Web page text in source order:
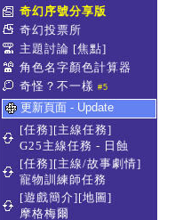
奇幻序號分享版
奇幻投票所
主題討論 [焦點]
角色名字顏色計算器
奇怪？不一樣 #5
更新頁面 - Update
[任務][主線任務]
G25主線任務 - 日蝕
[任務][主線/故事劇情]
寵物訓練師任務
[遊戲簡介][地圖]
摩格梅爾